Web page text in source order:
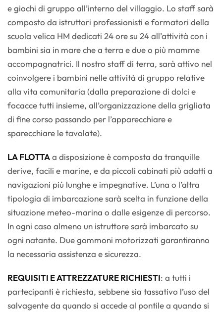
e giochi di gruppo all’interno del villaggio. Lo staff sarà
composto da istruttori professionisti e formatori della
scuola velica HM dedicati 24 ore su 24 all’attività con i
bambini sia in mare che a terra e due o più mamme
accompagnatrici. Il nostro staff di terra, sarà attivo nel
coinvolgere i bambini nelle attività di gruppo relative
alla vita comunitaria (dalla preparazione di dolci e
focacce tutti insieme, all’organizzazione della grigliata
di fine corso passando per l’apparecchiare e
sparecchiare le tavolate).
LA FLOTTAa disposizione è composta da tranquille
derive, facili e marine, e da piccoli cabinati più adatti a
navigazioni più lunghe e impegnative. L’una o l’altra
tipologia di imbarcazione sarà scelta in funzione della
situazione meteo-marina o dalle esigenze di percorso.
In ogni caso almeno un istruttore sarà imbarcato su
ogni natante. Due gommoni motorizzati garantiranno
la necessaria assistenza e sicurezza.
REQUISITI E ATTREZZATURE RICHIESTI: a tutti i
partecipanti è richiesta, sebbene sia tassativo l’uso del
salvagente da quando si accede al pontile a quando si